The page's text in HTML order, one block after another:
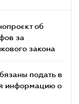
об
за
закона
подать в
информацию о